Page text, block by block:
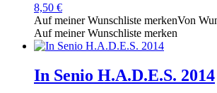
8,50 €
Auf meiner Wunschliste merkenVon
Auf meiner Wunschliste merken
In Senio H.A.D.E.S. 2014